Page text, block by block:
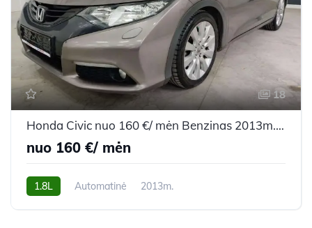
18
Honda Civic nuo 160 €/ mėn Benzinas 2013m. Hečbekas Automatinė
nuo 160 €/ mėn
1.8L Automatinė 2013m.